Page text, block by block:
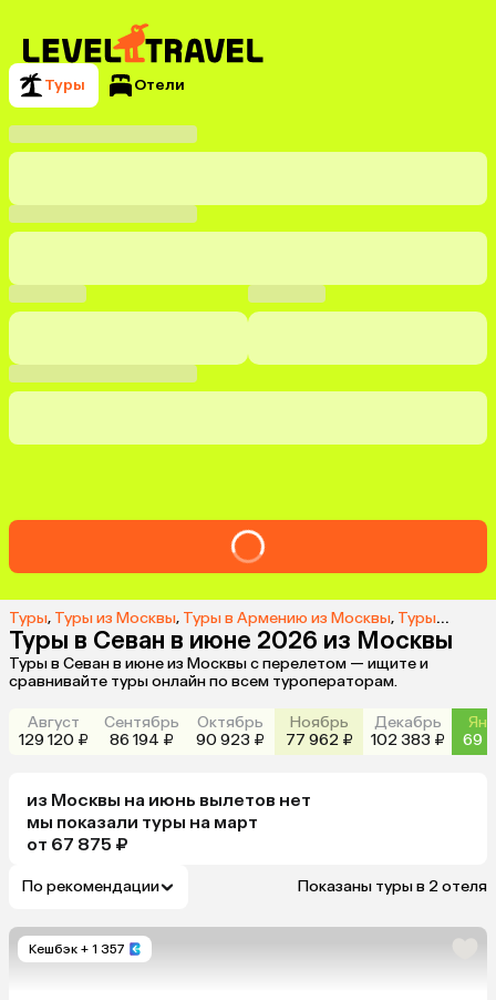
Туры Отели
Туры, Туры из Москвы, Туры в Армению из Москвы, Туры в Севан из Москвы
Туры в Севан в июне 2026 из Москвы
Туры в Севан в июне из Москвы с перелетом — ищите и
сравнивайте туры онлайн по всем туроператорам.
Август
129 120 ₽
Сентябрь
86 194 ₽
Октябрь
90 923 ₽
Ноябрь
77 962 ₽
Декабрь
102 383 ₽
69
из Москвы на июнь вылетов нет
мы показали туры на март
от 67 875 ₽
По рекомендации Показаны туры в 2 отеля
Кешбэк + 1 357